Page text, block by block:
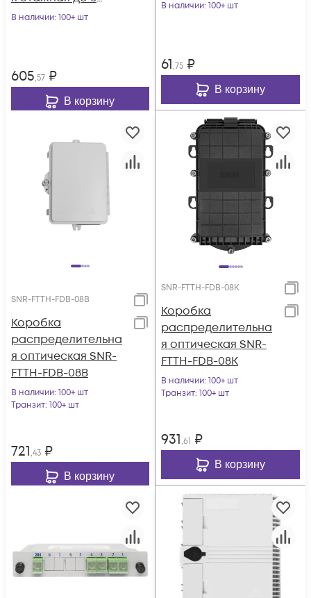
абонентов, KSC
В наличии: 100+ шт
605,57 ₽
В корзину
В наличии: 100+ шт
61,75 ₽
В корзину
SNR-FTTH-FDB-08B
Коробка
распределительна
я оптическая SNR-
FTTH-FDB-08B
В наличии: 100+ шт
Транзит: 100+ шт
721,43 ₽
В корзину
SNR-FTTH-FDB-08K
Коробка
распределительна
я оптическая SNR-
FTTH-FDB-08K
В наличии: 100+ шт
Транзит: 100+ шт
931,61 ₽
В корзину